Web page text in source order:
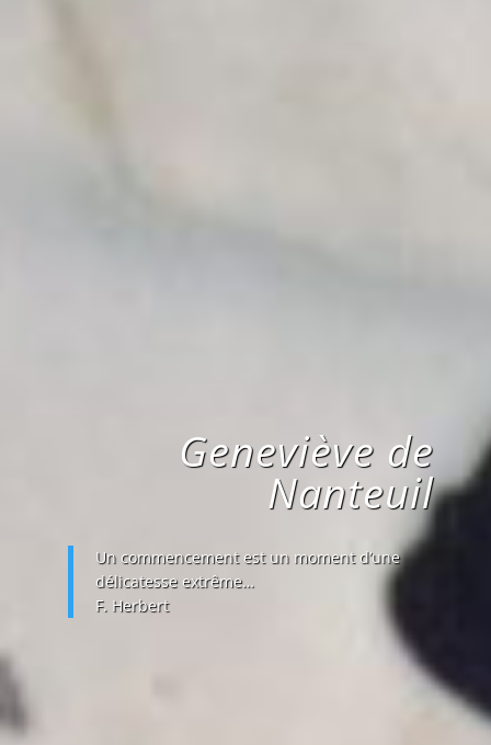
Geneviève de
Nanteuil
Un commencement est un moment d’une
délicatesse extrême…
F. Herbert